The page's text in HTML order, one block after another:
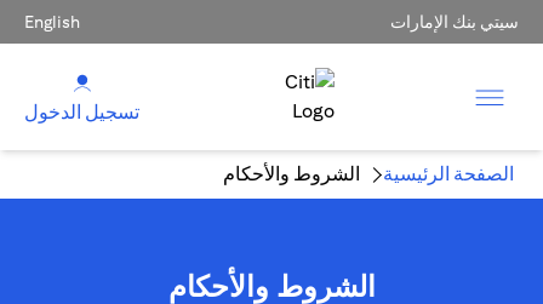
سيتي بنك الإمارات English
تسجيل الدخول
الصفحة الرئيسية الشروط والأحكام
الشروط والأحكام